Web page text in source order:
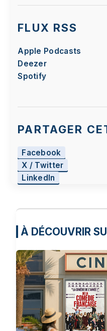
FLUX RSS
Apple Podcasts
Deezer
Spotify
PARTAGER
Facebook
X / Twitter
LinkedIn
À DÉCOUVRIR